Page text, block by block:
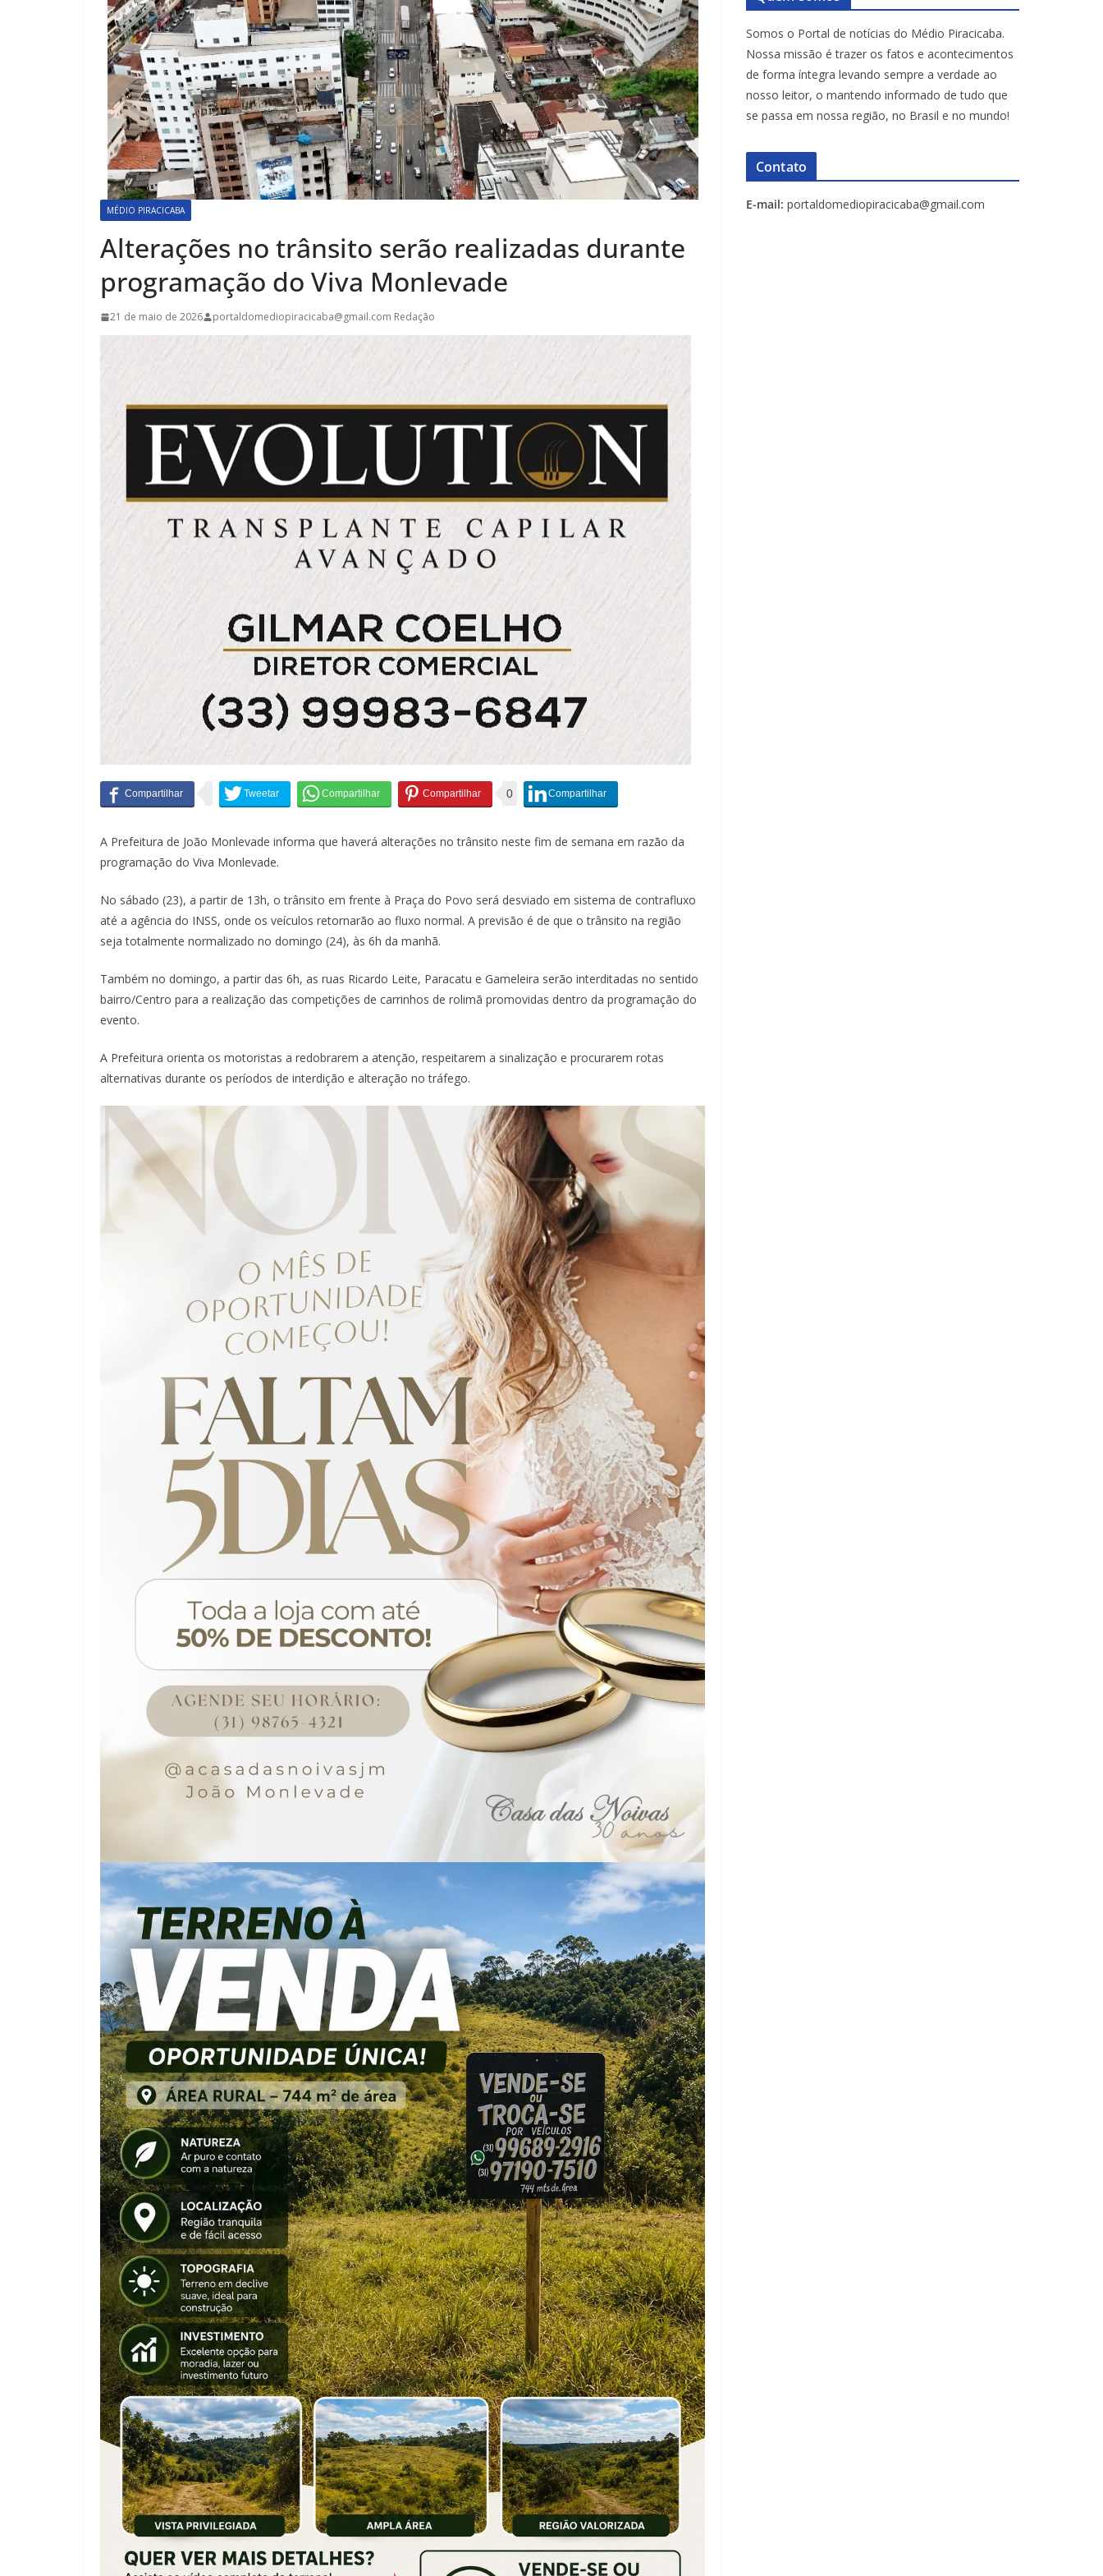
MÉDIO PIRACICABA
Alterações no trânsito serão realizadas durante
programação do Viva Monlevade
21 de maio de 2026 portaldomediopiracicaba@gmail.com Redação
0
A Prefeitura de João Monlevade informa que haverá alterações no trânsito neste fim de semana em razão da
programação do Viva Monlevade.
No sábado (23), a partir de 13h, o trânsito em frente à Praça do Povo será desviado em sistema de contrafluxo
até a agência do INSS, onde os veículos retornarão ao fluxo normal. A previsão é de que o trânsito na região
seja totalmente normalizado no domingo (24), às 6h da manhã.
Também no domingo, a partir das 6h, as ruas Ricardo Leite, Paracatu e Gameleira serão interditadas no sentido
bairro/Centro para a realização das competições de carrinhos de rolimã promovidas dentro da programação do
evento.
A Prefeitura orienta os motoristas a redobrarem a atenção, respeitarem a sinalização e procurarem rotas
alternativas durante os períodos de interdição e alteração no tráfego.
Somos o Portal de notícias do Médio Piracicaba.
Nossa missão é trazer os fatos e acontecimentos
de forma íntegra levando sempre a verdade ao
nosso leitor, o mantendo informado de tudo que
se passa em nossa região, no Brasil e no mundo!
Contato
E-mail: portaldomediopiracicaba@gmail.com